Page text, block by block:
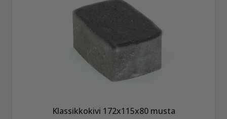
Klassikkokivi 172x115x80 musta